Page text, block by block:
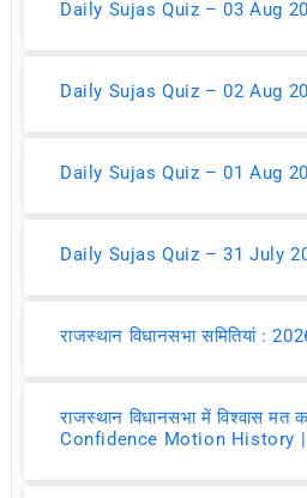
Daily Sujas Quiz – 03 Aug
Daily Sujas Quiz – 02 Aug
Daily Sujas Quiz – 01 Aug
Daily Sujas Quiz – 31 July
राजस्थान विधानसभा समितियां :
राजस्थान विधानसभा में विश्वास मत
Confidence Motion History |